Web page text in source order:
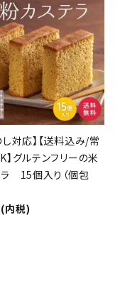
し対応】【送料込み/常
】グルテンフリーの米
15個入り（個包
内税)